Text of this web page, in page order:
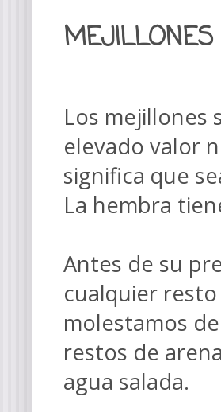
Los
elevado valor
significa que
La hembra
Antes de su
cualquier
molestamos
restos de
agua salada.